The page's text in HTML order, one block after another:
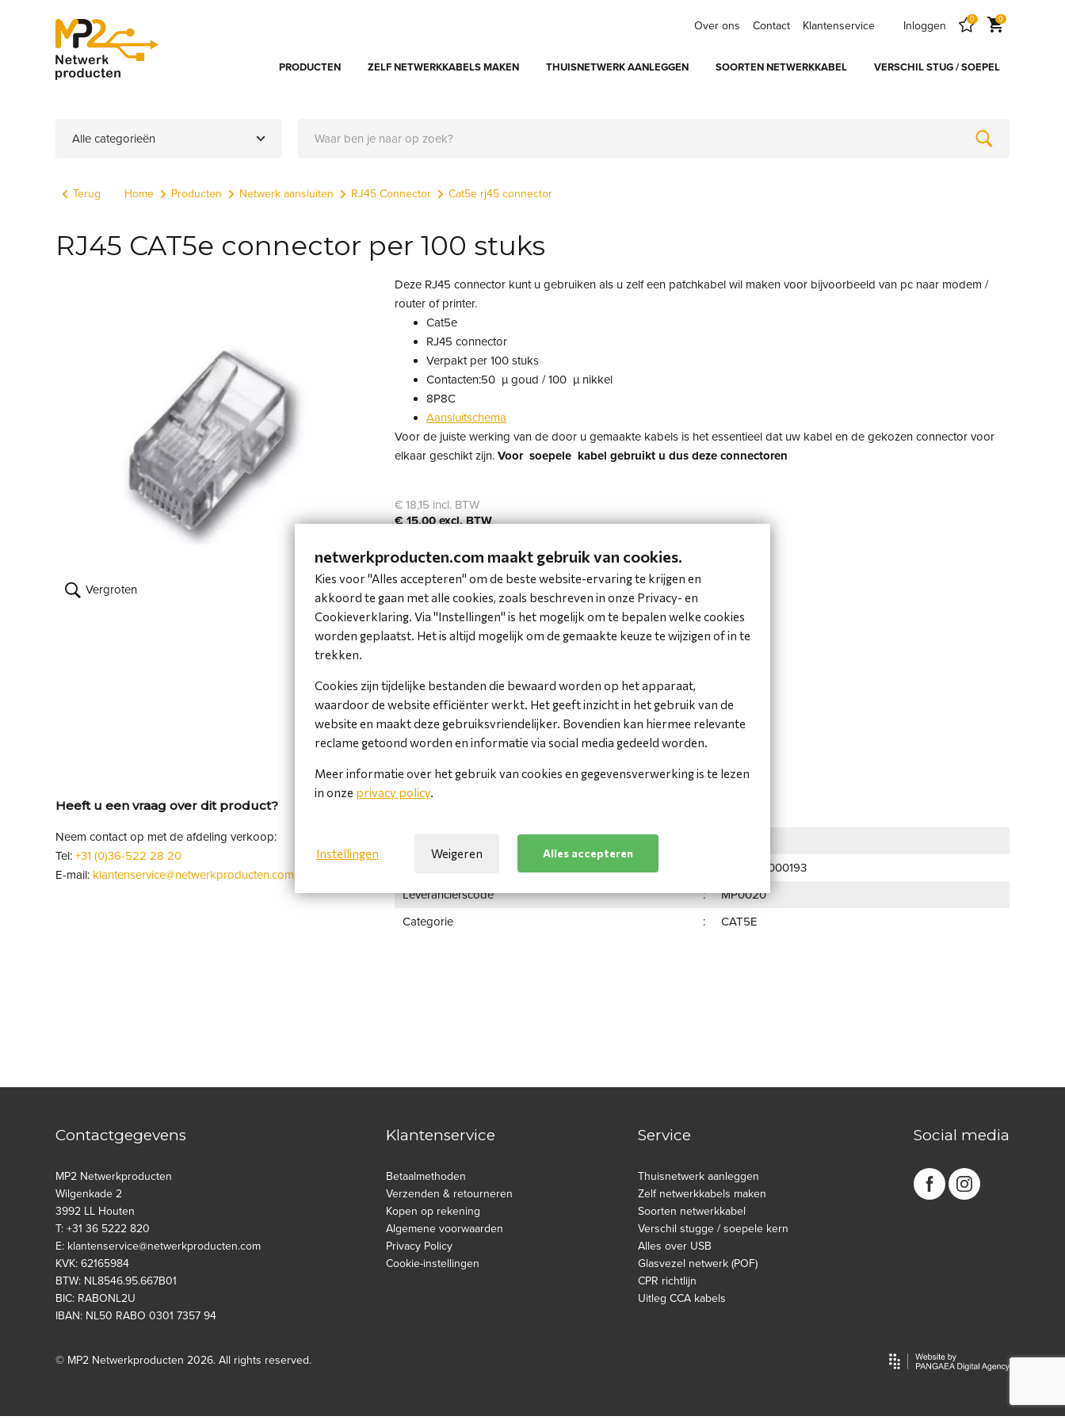
PRODUCTEN ZELF NETWERKKABELS MAKEN THUISNETWERK AANLEGGEN SOORTEN NETWERKKABEL VERSCHIL STUG / SOEPEL
Over ons Contact Klantenservice Inloggen
0 0
Alle categorieën
Terug Home Producten Netwerk aansluiten RJ45 Connector Cat5e rj45 connector
RJ45 CAT5e connector per 100 stuks
Vergroten
Deze RJ45 connector kunt u gebruiken als u zelf een patchkabel wil maken voor bijvoorbeeld van pc naar modem /
router of printer.
Cat5e
RJ45 connector
Verpakt per 100 stuks
Contacten:50 µ goud / 100 µ nikkel
8P8C
Aansluitschema
Voor de juiste werking van de door u gemaakte kabels is het essentieel dat uw kabel en de gekozen connector voor
elkaar geschikt zijn. Voor soepele kabel gebruikt u dus deze connectoren
€ 18,15 incl. BTW
€ 15,00 excl. BTW
Bestel
Op voorraad
Voor 16:00 uur besteld, vandaag verstuurd*
Gratis verzending vanaf €100,-
2002100000193
Leverancierscode
MP0020
Categorie
CAT5E
Heeft u een vraag over dit product?
Neem contact op met de afdeling verkoop:
Tel: +31 (0)36-522 28 20
E-mail: klantenservice@netwerkproducten.com
Contactgegevens
MP2 Netwerkproducten
Wilgenkade 2
3992 LL Houten
T: +31 36 5222 820
E: klantenservice@netwerkproducten.com
KVK: 62165984
BTW: NL8546.95.667B01
BIC: RABONL2U
IBAN: NL50 RABO 0301 7357 94
Klantenservice
Betaalmethoden
Verzenden & retourneren
Kopen op rekening
Algemene voorwaarden
Privacy Policy
Cookie-instellingen
Service
Thuisnetwerk aanleggen
Zelf netwerkkabels maken
Soorten netwerkkabel
Verschil stugge / soepele kern
Alles over USB
Glasvezel netwerk (POF)
CPR richtlijn
Uitleg CCA kabels
Social media
© MP2 Netwerkproducten 2026. All rights reserved.
netwerkproducten.com maakt gebruik van cookies.
Kies voor "Alles accepteren" om de beste website-ervaring te krijgen en
akkoord te gaan met alle cookies, zoals beschreven in onze Privacy- en
Cookieverklaring. Via "Instellingen" is het mogelijk om te bepalen welke cookies
worden geplaatst. Het is altijd mogelijk om de gemaakte keuze te wijzigen of in te
trekken.
Cookies zijn tijdelijke bestanden die bewaard worden op het apparaat,
waardoor de website efficiënter werkt. Het geeft inzicht in het gebruik van de
website en maakt deze gebruiksvriendelijker. Bovendien kan hiermee relevante
reclame getoond worden en informatie via social media gedeeld worden.
Meer informatie over het gebruik van cookies en gegevensverwerking is te lezen
in onze privacy policy.
Instellingen Weigeren Alles accepteren